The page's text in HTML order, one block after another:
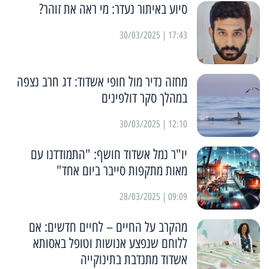
סיוע באיתור נעדר: מי ראה את זוהר?
17:43 | 30/03/2025
מחזה נדיר מול חופי אשדוד: דג חרב נצפה
במהלך סקר דולפינים
12:10 | 30/03/2025
יו"ר נמל אשדוד חושף: "התמודדנו עם
מאות מתקפות סייבר ביום אחד"
09:09 | 28/03/2025
מהקרב על החיים – לחיים חדשים: אם
ללוחם שנפצע אנושות וטופל באסותא
אשדוד מתנדבת בתינוקייה